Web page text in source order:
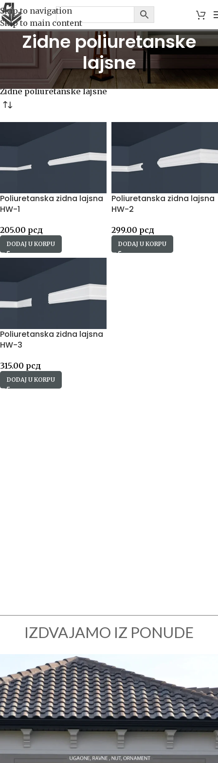
Skip to navigation
Skip to main content
Zidne poliuretanske
lajsne
Početna/POLIURETANSKE LAJSNE
Zidne poliuretanske lajsne
Poliuretanska zidna lajsna
HW-1
205.00 рсд
DODAJ U KORPU
Poliuretanska zidna lajsna
HW-2
299.00 рсд
DODAJ U KORPU
Poliuretanska zidna lajsna
HW-3
315.00 рсд
DODAJ U KORPU
IZDVAJAMO IZ PONUDE